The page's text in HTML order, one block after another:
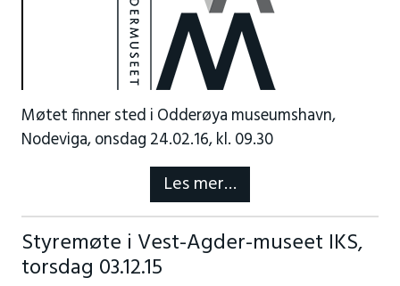
Møtet finner sted i Odderøya museumshavn,
Nodeviga, onsdag 24.02.16, kl. 09.30
Les mer…
Styremøte i Vest-Agder-museet IKS,
torsdag 03.12.15